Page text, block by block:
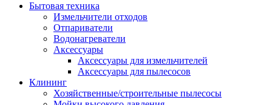
Бытовая техника
Измельчители отходов
Отпариватели
Водонагреватели
Аксессуары
Аксессуары для измельчителей
Аксессуары для пылесосов
Клининг
Хозяйственные/строительные пылесосы